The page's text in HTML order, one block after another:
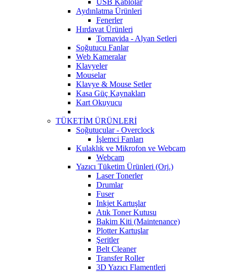
USB Kablolar
Aydınlatma Ürünleri
Fenerler
Hırdavat Ürünleri
Tornavida - Alyan Setleri
Soğutucu Fanlar
Web Kameralar
Klavyeler
Mouselar
Klavye & Mouse Setler
Kasa Güç Kaynakları
Kart Okuyucu
TÜKETİM ÜRÜNLERİ
Soğutucular - Overclock
İşlemci Fanları
Kulaklık ve Mikrofon ve Webcam
Webcam
Yazıcı Tüketim Ürünleri (Orj.)
Laser Tonerler
Drumlar
Fuser
Inkjet Kartuşlar
Atık Toner Kutusu
Bakim Kiti (Maintenance)
Plotter Kartuşlar
Şeritler
Belt Cleaner
Transfer Roller
3D Yazıcı Flamentleri